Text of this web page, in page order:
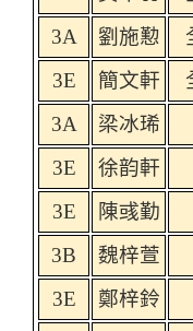
3A
劉施懃
3E
簡文軒
3A
梁冰琋
3E
徐韵軒
3E
陳彧勤
3B
魏梓萱
3E
鄭梓鈴